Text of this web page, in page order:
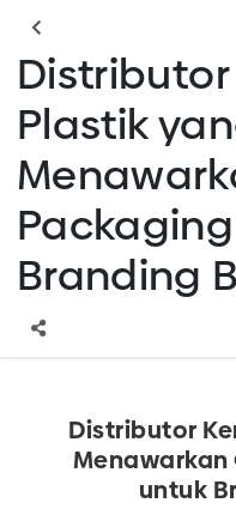
Plastik
Branding
Distributor
untuk